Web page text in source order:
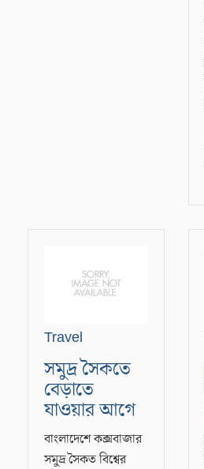
Travel
সমুদ্র সৈকতে
বেড়াতে
যাওয়ার আগে
বাংলাদেশে কক্সবাজার
সমুদ্র সৈকত বিশ্বের